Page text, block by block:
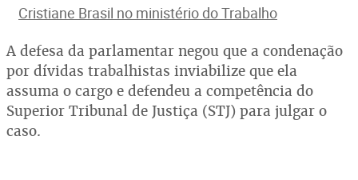
Cristiane Brasil no ministério do Trabalho
A defesa da parlamentar negou que a condenação
por dívidas trabalhistas inviabilize que ela
assuma o cargo e defendeu a competência do
Superior Tribunal de Justiça (STJ) para julgar o
caso.